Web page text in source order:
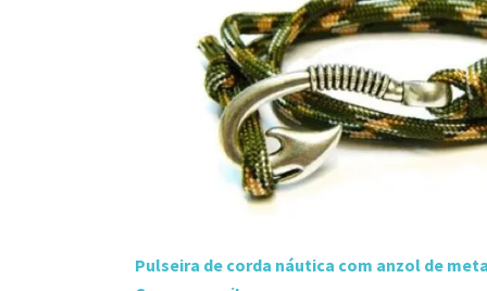
Pulseira de corda náutica com anzol de